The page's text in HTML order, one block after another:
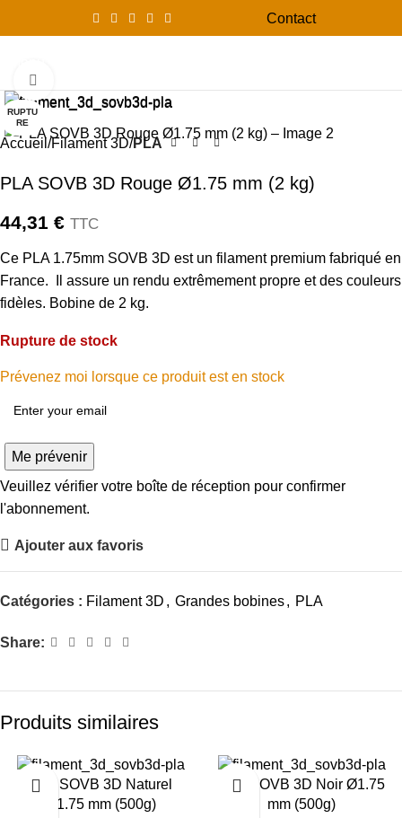
Contact
RUPTU
RE
Accueil Filament 3D PLA
PLA SOVB 3D Rouge Ø1.75 mm (2 kg)
44,31 € TTC
Ce PLA 1.75mm SOVB 3D est un filament premium fabriqué en
France. Il assure un rendu extrêmement propre et des couleurs
fidèles. Bobine de 2 kg.
Rupture de stock
Prévenez moi lorsque ce produit est en stock
Me prévenir
Veuillez vérifier votre boîte de réception pour confirmer
l'abonnement.
Ajouter aux favoris
Catégories : Filament 3D , Grandes bobines, PLA
Share:
Produits similaires
-26%PLA SOVB 3D Naturel
Ø1.75 mm (500g)
-26%PLA SOVB 3D Noir Ø1.75
mm (500g)